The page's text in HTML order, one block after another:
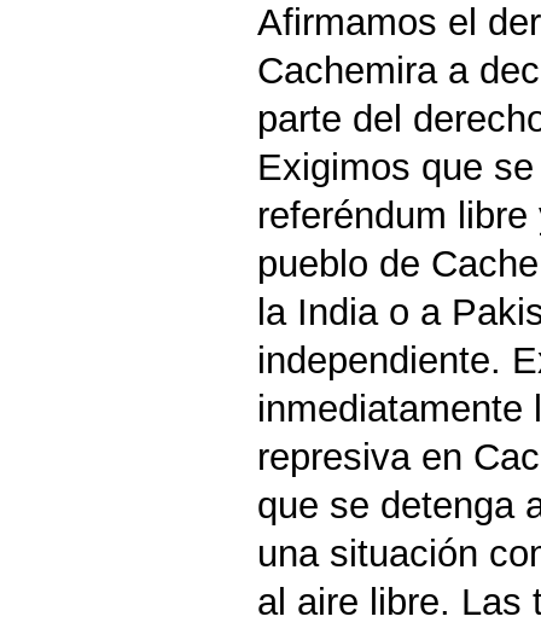
Afirmamos el
Cachemira a
parte del
Exigimos que
referéndum
pueblo de
la India o a
independiente.
inmediatamente
represiva en
que se detenga
una situación
al aire libre. Las